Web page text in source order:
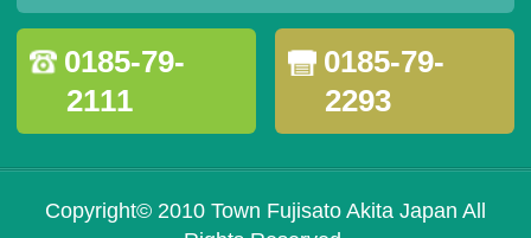
0185-79-
2111
0185-79-
2293
Copyright© 2010 Town Fujisato Akita Japan All